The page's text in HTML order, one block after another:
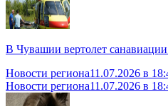
В Чувашии вертолет
Новости региона11.07.2026 в
Новости региона11.07.2026 в